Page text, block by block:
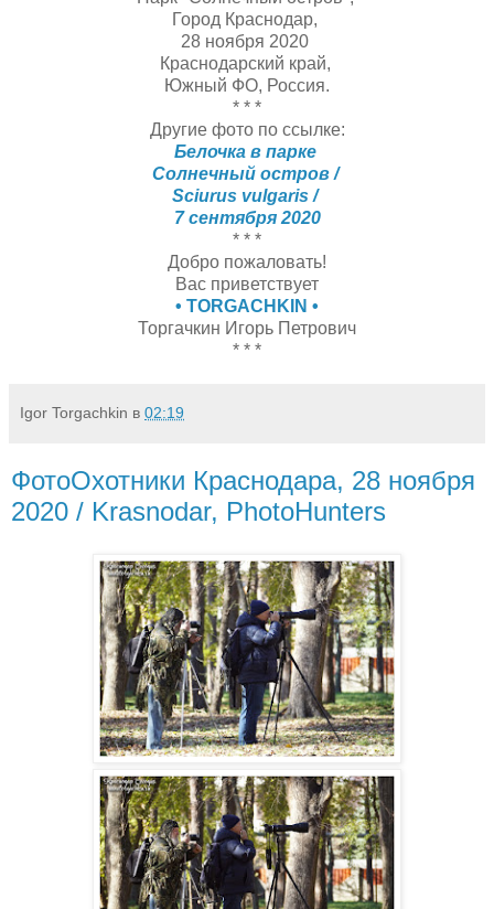
Город Краснодар,
28 ноября 2020
Краснодарский край,
Южный ФО, Россия.
* * *
Другие фото по ссылке:
Белочка в парке
Солнечный остров /
Sciurus vulgaris /
7 сентября 2020
* * *
Добро пожаловать!
Вас приветствует
• TORGACHKIN •
Торгачкин Игорь Петрович
* * *
Igor Torgachkin в 02:19
ФотоОхотники Краснодара, 28 ноября
2020 / Krasnodar, PhotoHunters